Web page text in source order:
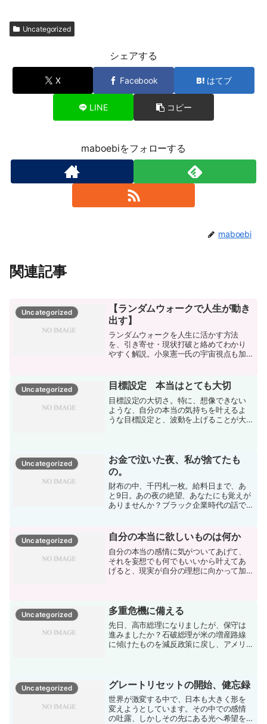
Uncategorized
シェアする
X Facebook はてブ
LINE コピー
maboebiをフォローする
maboebi
関連記事
Uncategorized
【ランダムウォークで人生が動き
出す】
ランダムウォークを人生に活かす方法
を、引き寄せ・現状打破と絡めてわかり
やすく解説。小泉憲一氏の宇宙視点も加
Uncategorized 目標設定 本当はとても大切
目標設定の大切さ。特に、想像できない
ような、自分の本当の気持ちを叶えるよ
うな目標設定と、波動を上げることが大
Uncategorized
お金で泣いた夜、私が捨てたも
の。
財布の中、千円札一枚。給料日まで、あ
と9日。あの夜の絶望、あなたにも覚えが
ありませんか？ブラック企業時代の話で
る。給料は手取り18万円ちょっと。残業
代？そんなもん出ま...
Uncategorized 自分の本当に欲しいものは何か
自分の本当の感情に気がついてあげて、
それを妄想でも何でもいいから叶えてあ
げると、現実が自分の理想に向かって加
Uncategorized 多重危機に備える
先日、高市総理になりましたが、保守は
進みましたか？石破総理が米の増産路線
に傾けたものを減反政策に戻し、アメリ
でも逆らえない何かがある...
Uncategorized グレートリセットの開始、健忘録
世界が激変する中で、日本も大きく形を
変えようとしています。その中での感情
の吐露、しかしその先にある光へ希望を